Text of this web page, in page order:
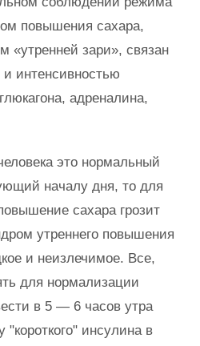
повышения сахара,
«утренней зари», связан
интенсивностью
адреналина,
это нормальный
началу дня, то для
сахара грозит
утреннего повышения
и неизлечимое. Все,
для нормализации
в 5 — 6 часов утра
инсулина в